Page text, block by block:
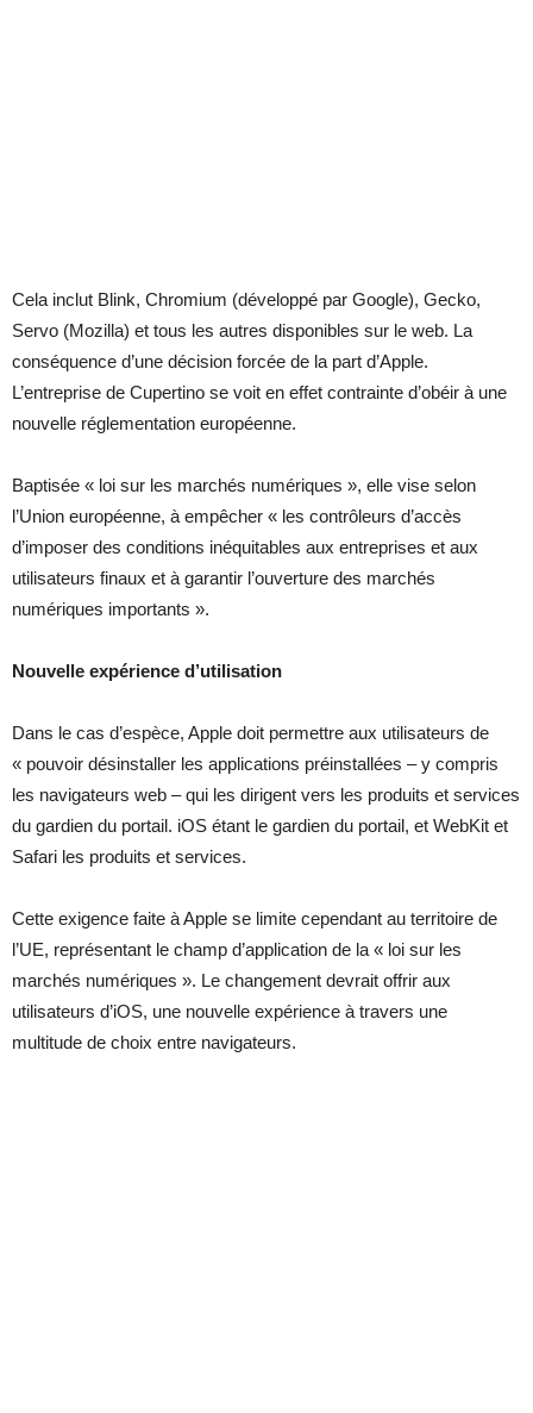
Cela inclut Blink, Chromium (développé par Google), Gecko,
Servo (Mozilla) et tous les autres disponibles sur le web. La
conséquence d’une décision forcée de la part d’Apple.
L’entreprise de Cupertino se voit en effet contrainte d’obéir à une
nouvelle réglementation européenne.
Baptisée « loi sur les marchés numériques », elle vise selon
l’Union européenne, à empêcher « les contrôleurs d’accès
d’imposer des conditions inéquitables aux entreprises et aux
utilisateurs finaux et à garantir l’ouverture des marchés
numériques importants ».
Nouvelle expérience d’utilisation
Dans le cas d’espèce, Apple doit permettre aux utilisateurs de
« pouvoir désinstaller les applications préinstallées – y compris
les navigateurs web – qui les dirigent vers les produits et services
du gardien du portail. iOS étant le gardien du portail, et WebKit et
Safari les produits et services.
Cette exigence faite à Apple se limite cependant au territoire de
l’UE, représentant le champ d’application de la « loi sur les
marchés numériques ». Le changement devrait offrir aux
utilisateurs d’iOS, une nouvelle expérience à travers une
multitude de choix entre navigateurs.